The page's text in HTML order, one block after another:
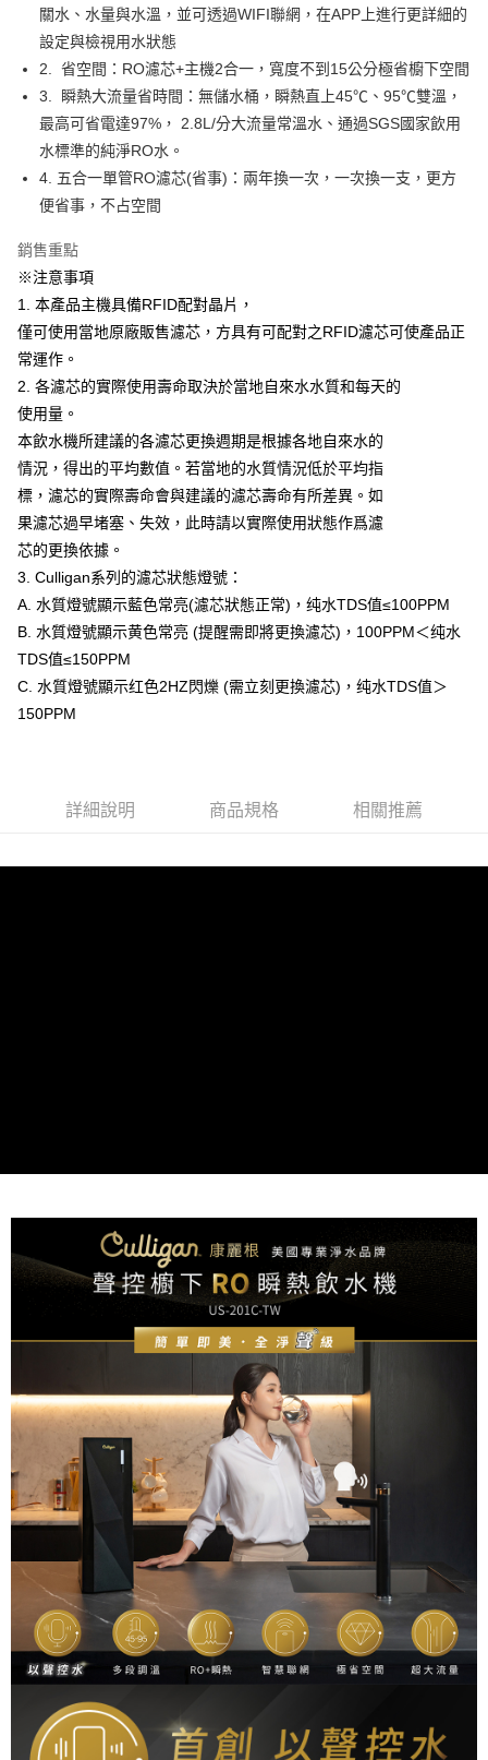
【注意事項】
1.本服務係由「台灣大哥大股份有限公司」（以下簡稱本公司）所提供，讓
用戶於交易時，得透過本服務購買商品或服務，並由商店將買賣／分期付款
買賣價金債權讓與本公司後，依約使用本公司帳單繳交帳款。
2.基於同意付款使用「大哥付你分期」之契約關係目的，商店將以您的個人
由本公司與您本人進行分期帳單所需資料之確認、核對及更正。
3.完整用戶服務條款，請詳閱以下連結：https://oppay.tw/userRule
關水、水量與水溫，並可透過WIFI聯網，在APP上進行更詳細的
設定與檢視用水狀態
2. 省空間：RO濾芯+主機2合一，寬度不到15公分極省櫥下空間
3. 瞬熱大流量省時間：無儲水桶，瞬熱直上45℃、95℃雙溫，
最高可省電達97%， 2.8L/分大流量常溫水、通過SGS國家飲用
水標準的純淨RO水。
4. 五合一單管RO濾芯(省事)：兩年換一次，一次換一支，更方
便省事，不占空間
銷售重點
※注意事項
1. 本產品主機具備RFID配對晶片，
僅可使用當地原廠販售濾芯，方具有可配對之RFID濾芯可使產品正
常運作。
2. 各濾芯的實際使用壽命取決於當地自來水水質和每天的
使用量。
本飲水機所建議的各濾芯更換週期是根據各地自來水的
情況，得出的平均數值。若當地的水質情況低於平均指
標，濾芯的實際壽命會與建議的濾芯壽命有所差異。如
果濾芯過早堵塞、失效，此時請以實際使用狀態作爲濾
芯的更換依據。
3. Culligan系列的濾芯狀態燈號：
A. 水質燈號顯示藍色常亮(濾芯狀態正常)，纯水TDS值≤100PPM
B. 水質燈號顯示黄色常亮 (提醒需即將更換濾芯)，100PPM＜纯水
TDS值≤150PPM
C. 水質燈號顯示红色2HZ閃爍 (需立刻更換濾芯)，纯水TDS值＞
150PPM
詳細說明 商品規格 相關推薦